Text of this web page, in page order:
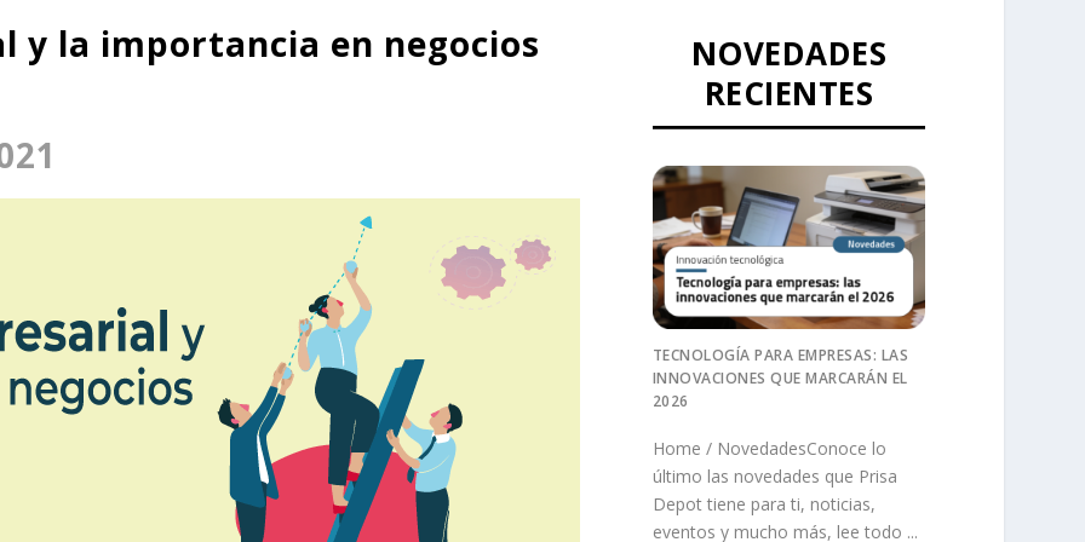
y la importancia en negocios
NOVEDADES
RECIENTES
TECNOLOGÍA PARA EMPRESAS: LAS
INNOVACIONES QUE MARCARÁN EL
2026
Home / NovedadesConoce lo
último las novedades que Prisa
Depot tiene para ti, noticias,
eventos y mucho más, lee todo ...